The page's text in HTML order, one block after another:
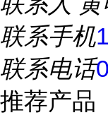
联系手机
联系电话
推荐产品